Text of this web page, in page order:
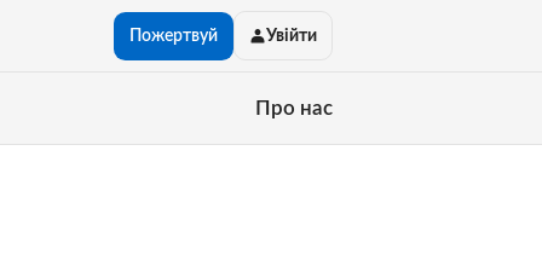
Пожертвуй Увійти
Про нас